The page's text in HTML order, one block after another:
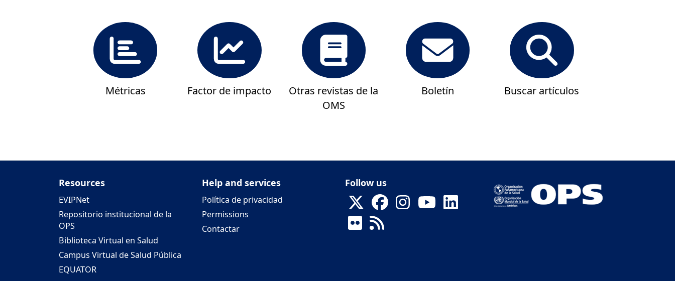
Métricas Factor de impacto
Otras revistas de la
OMS
Boletín Buscar artículos
Resources
EVIPNet
Repositorio institucional de la
OPS
Biblioteca Virtual en Salud
Campus Virtual de Salud Pública
EQUATOR
Help and services
Política de privacidad
Permissions
Contactar
Follow us